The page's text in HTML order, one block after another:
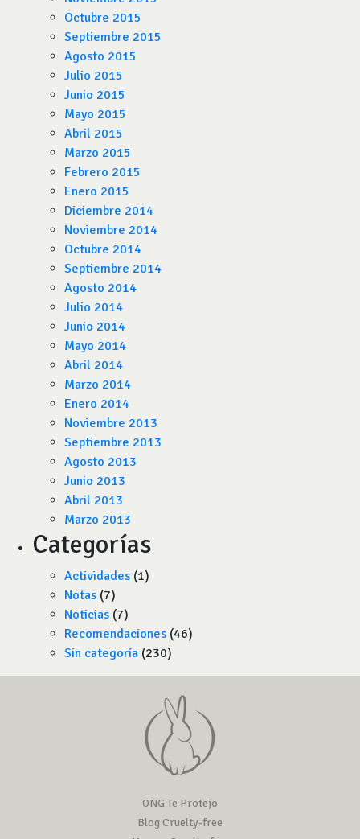
Octubre 2015
Septiembre 2015
Agosto 2015
Julio 2015
Junio 2015
Mayo 2015
Abril 2015
Marzo 2015
Febrero 2015
Enero 2015
Diciembre 2014
Noviembre 2014
Octubre 2014
Septiembre 2014
Agosto 2014
Julio 2014
Junio 2014
Mayo 2014
Abril 2014
Marzo 2014
Enero 2014
Noviembre 2013
Septiembre 2013
Agosto 2013
Junio 2013
Abril 2013
Marzo 2013
Categorías
Actividades (1)
Notas (7)
Noticias (7)
Recomendaciones (46)
Sin categoría (230)
ONG Te Protejo
Blog Cruelty-free